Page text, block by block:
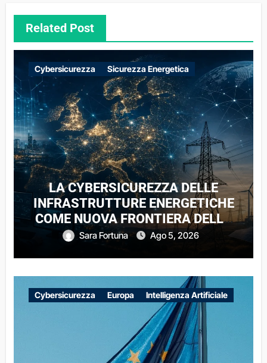
Related Post
Cybersicurezza Sicurezza Energetica
LA CYBERSICUREZZA DELLE
INFRASTRUTTURE ENERGETICHE
COME NUOVA FRONTIERA DELLA
COMPETIZIONE GEOPOLITICA: IL
GUERRA IBRIDA
Sara Fortuna Ago 5, 2026
Cybersicurezza Europa Intelligenza Artificiale